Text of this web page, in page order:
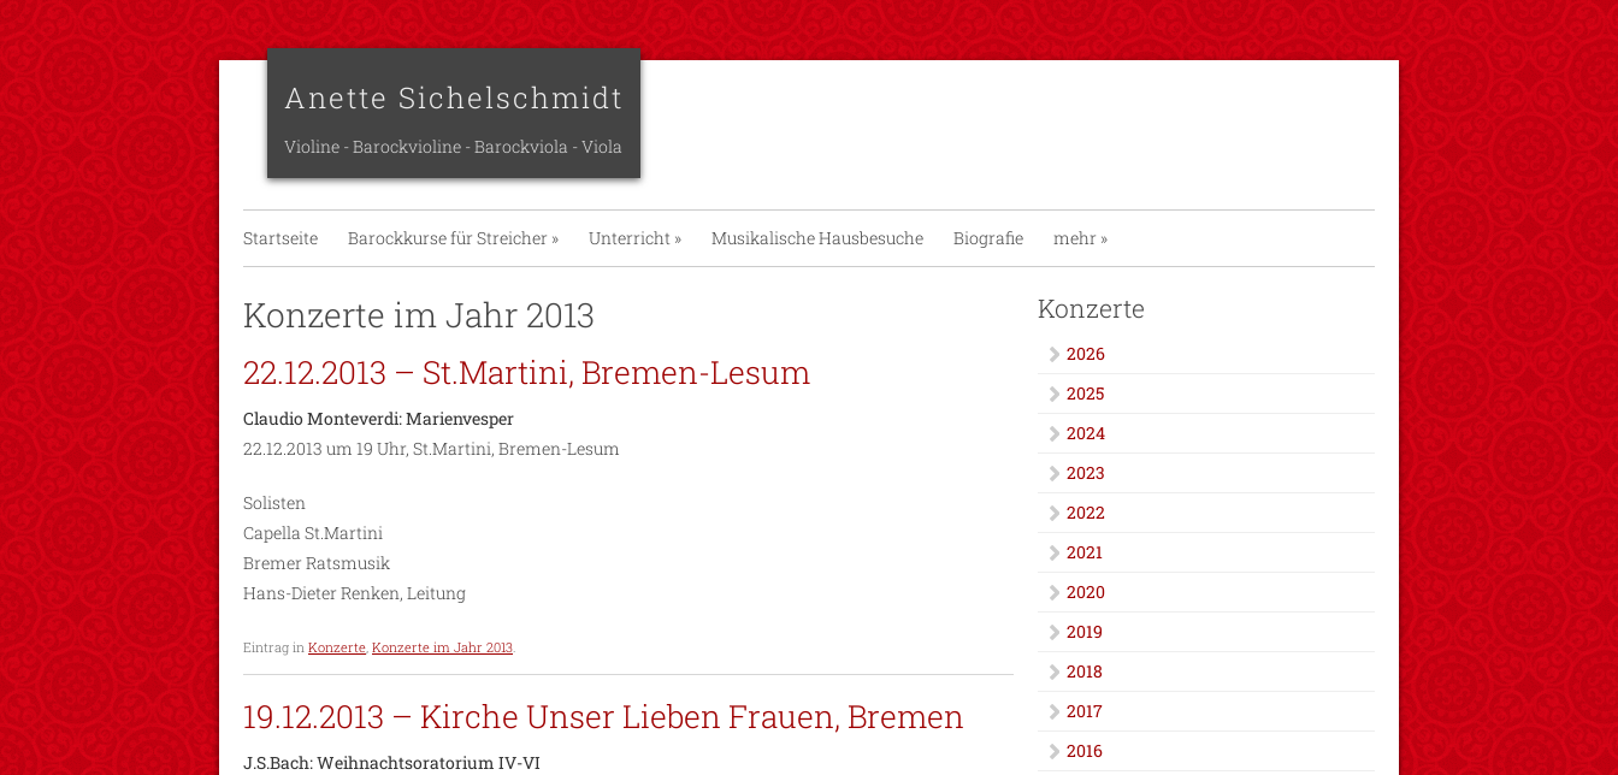
Anette Sichelschmidt
Violine - Barockvioline - Barockviola - Viola
Startseite Barockkurse für Streicher » Unterricht » Musikalische Hausbesuche Biografie mehr »
Konzerte im Jahr 2013
22.12.2013 – St.Martini, Bremen-Lesum
Claudio Monteverdi: Marienvesper
22.12.2013 um 19 Uhr, St.Martini, Bremen-Lesum
Solisten
Capella St.Martini
Bremer Ratsmusik
Hans-Dieter Renken, Leitung
Eintrag in Konzerte, Konzerte im Jahr 2013.
19.12.2013 – Kirche Unser Lieben Frauen, Bremen
J.S.Bach: Weihnachtsoratorium IV-VI
Konzerte
2026
2025
2024
2023
2022
2021
2020
2019
2018
2017
2016